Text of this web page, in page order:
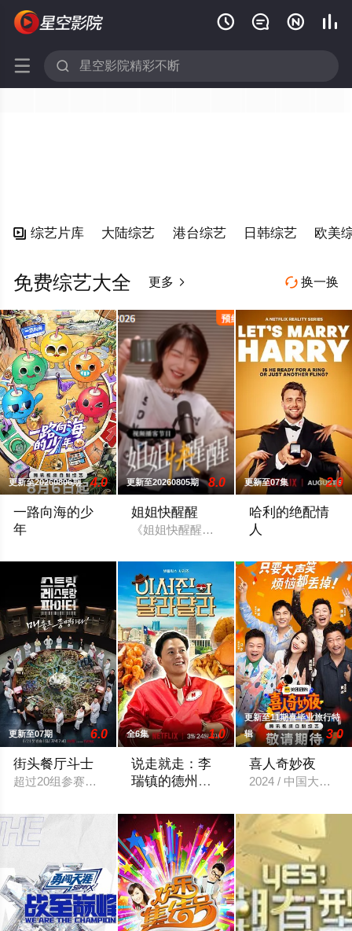
   
 
 综艺片库 大陆综艺 港台综艺 日韩综艺 欧美
 换一换
免费综艺大全 更多 
更新至20260806期 4.0
一路向海的少
年
更新至20260805期 8.0
姐姐快醒醒
《姐姐快醒醒》是由刘恋主理的一档女
更新至07集 2.0
哈利的绝配情
人
更新至07期 6.0
街头餐厅斗士
超过20组参赛队伍，集结顶尖明星主厨与尚未被发掘的料理高
全6集 1.0
说走就走：李
瑞镇的德州德
更新至11期喜毕业旅行特
辑
3.0
喜人奇妙夜
2024 / 中国大陆 /